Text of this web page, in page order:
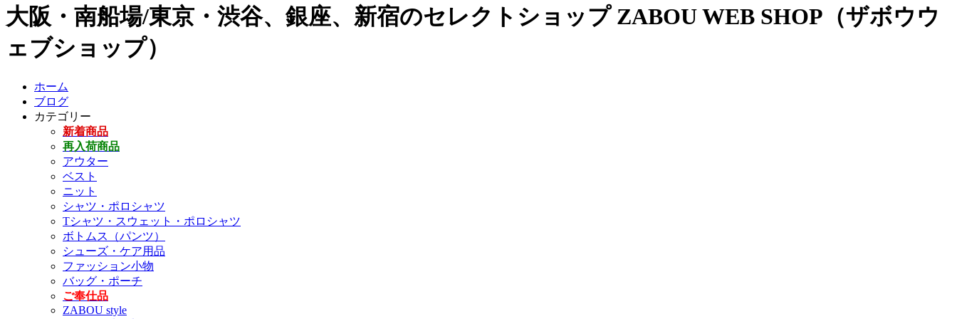
大阪・南船場/東京・渋谷、銀座、新宿のセレクトショップ ZABOU WEB SHOP（ザボウウ
ェブショップ）
ホーム
ブログ
カテゴリー
新着商品
再入荷商品
アウター
ベスト
ニット
シャツ・ポロシャツ
Tシャツ・スウェット・ポロシャツ
ボトムス（パンツ）
シューズ・ケア用品
ファッション小物
バッグ・ポーチ
ご奉仕品
ZABOU style